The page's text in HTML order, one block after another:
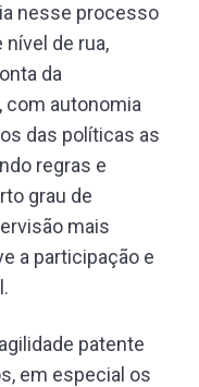
nesse processo
de rua,
da
com autonomia
das políticas as
regras e
grau de
mais
a participação e
patente
em especial os